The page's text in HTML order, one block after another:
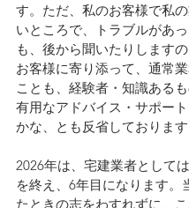
す。ただ、私のお客様で私
いところで、トラブルがあ
も、後から聞いたりします
お客様に寄り添って、通常
ことも、経験者・知識あるも
有用なアドバイス・サポー
かな、とも反省しております
2026年は、宅建業者として
を終え、6年目になります。
たときの志をわすれずに、